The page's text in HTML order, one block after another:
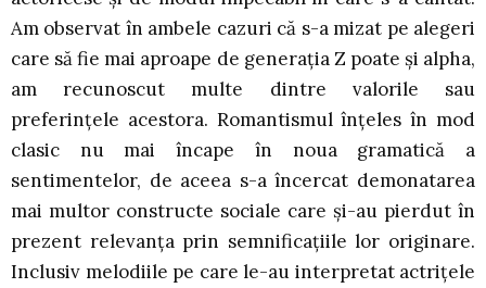
Am observat în ambele cazuri că s-a mizat pe alegeri
care să fie mai aproape de generația Z poate și alpha,
am recunoscut multe dintre valorile sau
preferințele acestora. Romantismul înțeles în mod
clasic nu mai încape în noua gramatică a
sentimentelor, de aceea s-a încercat demonatarea
mai multor constructe sociale care și-au pierdut în
prezent relevanța prin semnificațiile lor originare.
Inclusiv melodiile pe care le-au interpretat actrițele